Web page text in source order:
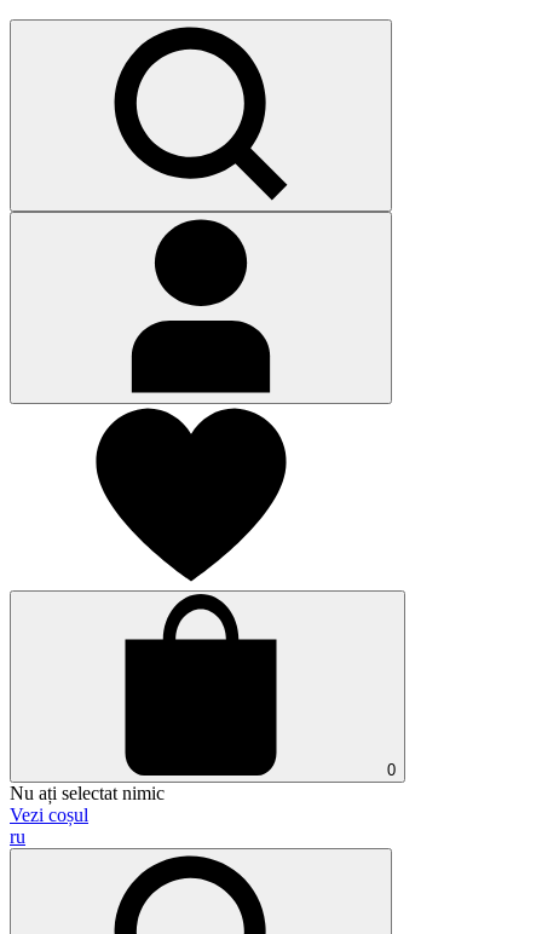
0
Nu ați selectat nimic
Vezi coșul
ru